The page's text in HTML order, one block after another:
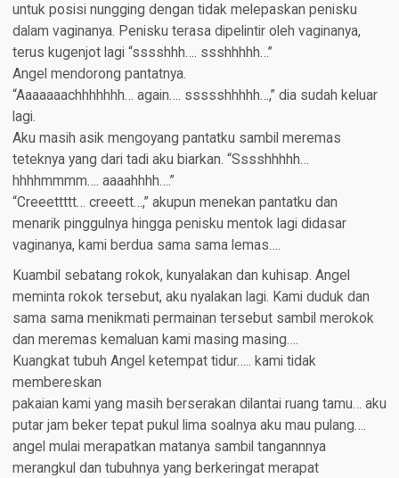
untuk posisi nungging dengan tidak melepaskan penisku
dalam vaginanya. Penisku terasa dipelintir oleh vaginanya,
terus kugenjot lagi “sssshhh…. ssshhhhh…”
Angel mendorong pantatnya.
“Aaaaaaachhhhhhh… again…. ssssshhhhh…,” dia sudah keluar
lagi.
Aku masih asik mengoyang pantatku sambil meremas
teteknya yang dari tadi aku biarkan. “Sssshhhhh…
hhhhmmmm…. aaaahhhh….”
“Creeettttt… creeett…,” akupun menekan pantatku dan
menarik pinggulnya hingga penisku mentok lagi didasar
vaginanya, kami berdua sama sama lemas….
Kuambil sebatang rokok, kunyalakan dan kuhisap. Angel
meminta rokok tersebut, aku nyalakan lagi. Kami duduk dan
sama sama menikmati permainan tersebut sambil merokok
dan meremas kemaluan kami masing masing….
Kuangkat tubuh Angel ketempat tidur….. kami tidak
membereskan
pakaian kami yang masih berserakan dilantai ruang tamu… aku
putar jam beker tepat pukul lima soalnya aku mau pulang….
angel mulai merapatkan matanya sambil tangannnya
merangkul dan tubuhnya yang berkeringat merapat